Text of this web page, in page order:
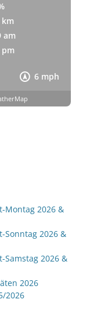
6 mph
km
am
pm
Montag 2026 &
Sonntag 2026 &
Samstag 2026 &
2026
2026